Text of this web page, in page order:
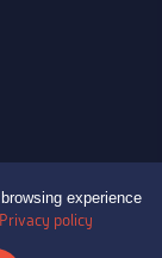
experience
Privacy policy